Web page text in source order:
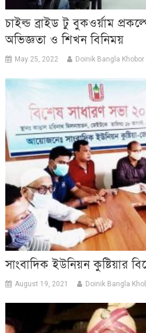
চাইল্ড ব্রাইড টু বুকওর্য়াম
অভিজ্ঞতা ও শিখন বিনিময়
May 25, 2022 Doinik Bangla Khobor
সাংবাদিক ইউনিয়ন কুষ্টিয়ার
August 19, 2021 Doinik Bangla